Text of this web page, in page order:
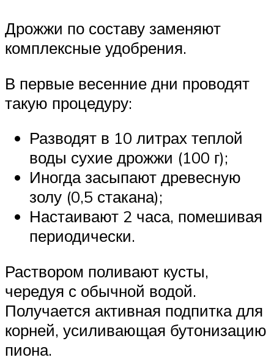
Дрожжи по составу заменяют
комплексные удобрения.
В первые весенние дни проводят
такую процедуру:
Разводят в 10 литрах теплой
воды сухие дрожжи (100 г);
Иногда засыпают древесную
золу (0,5 стакана);
Настаивают 2 часа, помешивая
периодически.
Раствором поливают кусты,
чередуя с обычной водой.
Получается активная подпитка для
корней, усиливающая бутонизацию
пиона.